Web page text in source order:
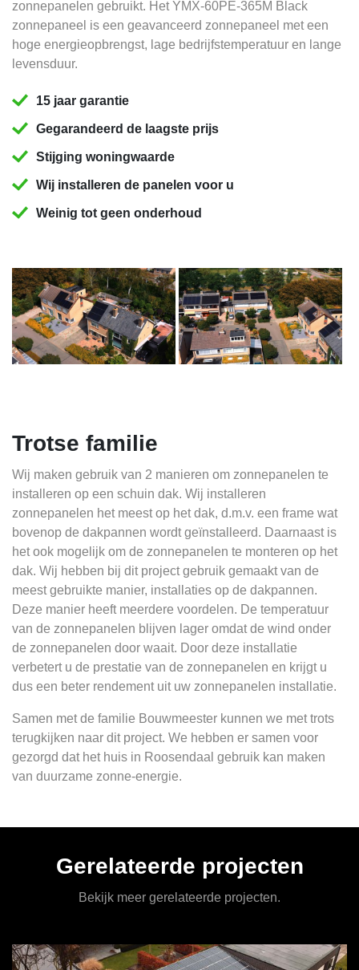
zonnepanelen gebruikt. Het YMX-60PE-365M Black
zonnepaneel is een geavanceerd zonnepaneel met een
hoge energieopbrengst, lage bedrijfstemperatuur en lange
levensduur.
15 jaar garantie
Gegarandeerd de laagste prijs
Stijging woningwaarde
Wij installeren de panelen voor u
Weinig tot geen onderhoud
Trotse familie
Wij maken gebruik van 2 manieren om zonnepanelen te
installeren op een schuin dak. Wij installeren
zonnepanelen het meest op het dak, d.m.v. een frame wat
bovenop de dakpannen wordt geïnstalleerd. Daarnaast is
het ook mogelijk om de zonnepanelen te monteren op het
dak. Wij hebben bij dit project gebruik gemaakt van de
meest gebruikte manier, installaties op de dakpannen.
Deze manier heeft meerdere voordelen. De temperatuur
van de zonnepanelen blijven lager omdat de wind onder
de zonnepanelen door waait. Door deze installatie
verbetert u de prestatie van de zonnepanelen en krijgt u
dus een beter rendement uit uw zonnepanelen installatie.
Samen met de familie Bouwmeester kunnen we met trots
terugkijken naar dit project. We hebben er samen voor
gezorgd dat het huis in Roosendaal gebruik kan maken
van duurzame zonne-energie.
Gerelateerde projecten
Bekijk meer gerelateerde projecten.